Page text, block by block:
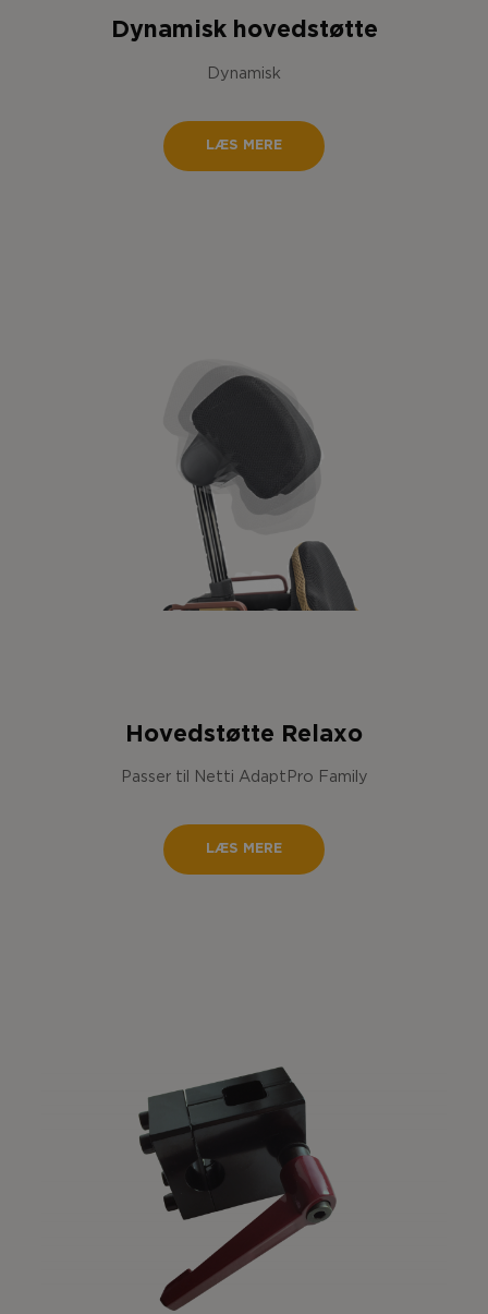
Dynamisk hovedstøtte
Dynamisk
LÆS MERE
Hovedstøtte Relaxo
Passer til Netti AdaptPro Family
LÆS MERE